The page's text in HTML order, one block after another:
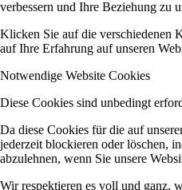
verbessern und Ihre Beziehung zu
Klicken Sie auf die verschiedenen
auf Ihre Erfahrung auf unseren
Notwendige Website Cookies
Diese Cookies sind unbedingt
Da diese Cookies für die auf
jederzeit blockieren oder löschen,
abzulehnen, wenn Sie unsere
Wir respektieren es voll und ganz,